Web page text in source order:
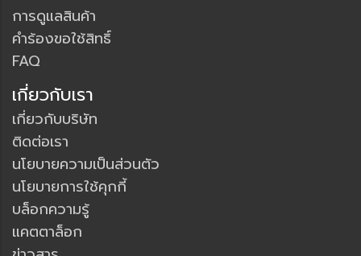
การดูแลสินค้า
คำร้องขอใช้สิทธิ์
FAQ
เกี่ยวกับเรา
เกี่ยวกับบริษัท
ติดต่อเรา
นโยบายความเป็นส่วนตัว
นโยบายการใช้คุกกี้
บล็อกความรู้
แคตตาล็อก